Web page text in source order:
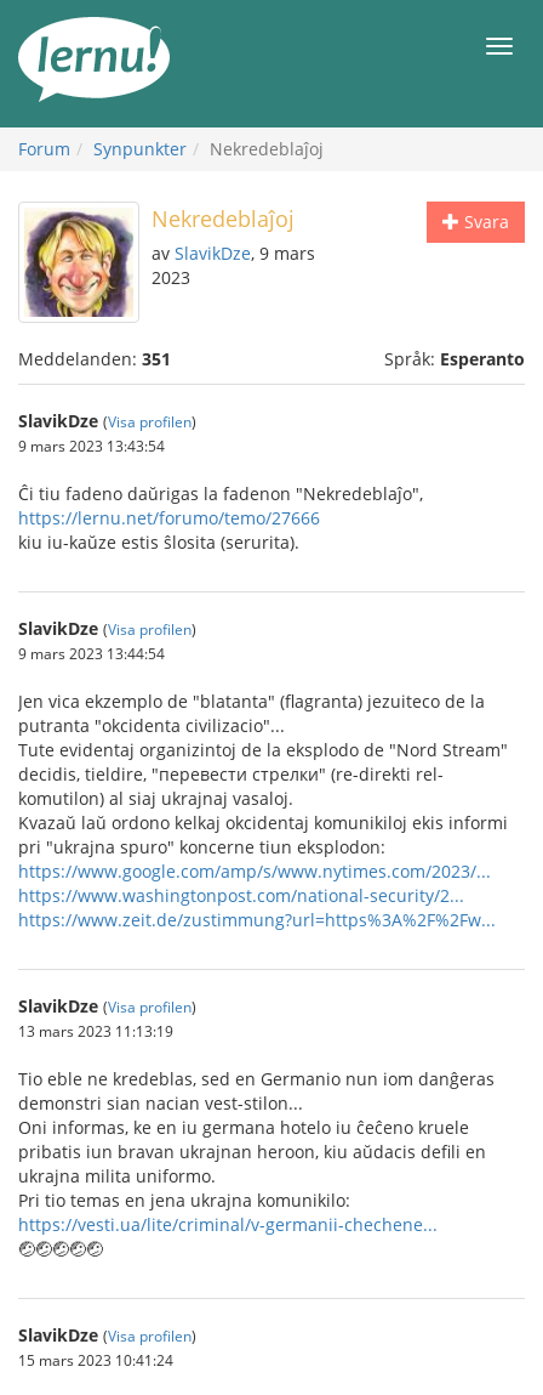
sidans
innehåll
Meny
Forum Synpunkter Nekredeblaĵoj
Svara
Nekredeblaĵoj
av SlavikDze, 9 mars
2023
Meddelanden: 351 Språk: Esperanto
SlavikDze (Visa profilen)
9 mars 2023 13:43:54
Ĉi tiu fadeno daŭrigas la fadenon "Nekredeblaĵo",
https://lernu.net/forumo/temo/27666
kiu iu-kaŭze estis ŝlosita (serurita).
SlavikDze (Visa profilen)
9 mars 2023 13:44:54
Jen vica ekzemplo de "blatanta" (flagranta) jezuiteco de la
putranta "okcidenta civilizacio"...
Tute evidentaj organizintoj de la eksplodo de "Nord Stream"
decidis, tieldire, "перевести стрелки" (re-direkti rel-
komutilon) al siaj ukrajnaj vasaloj.
Kvazaŭ laŭ ordono kelkaj okcidentaj komunikiloj ekis informi
pri "ukrajna spuro" koncerne tiun eksplodon:
https://www.google.com/amp/s/www.nytimes.com/2023/...
https://www.washingtonpost.com/national-security/2...
https://www.zeit.de/zustimmung?url=https%3A%2F%2Fw...
SlavikDze (Visa profilen)
13 mars 2023 11:13:19
Tio eble ne kredeblas, sed en Germanio nun iom danĝeras
demonstri sian nacian vest-stilon...
Oni informas, ke en iu germana hotelo iu ĉeĉeno kruele
pribatis iun bravan ukrajnan heroon, kiu aŭdacis defili en
ukrajna milita uniformo.
Pri tio temas en jena ukrajna komunikilo:
https://vesti.ua/lite/criminal/v-germanii-chechene...
🤕🤕🤕🤕🤕
SlavikDze (Visa profilen)
15 mars 2023 10:41:24